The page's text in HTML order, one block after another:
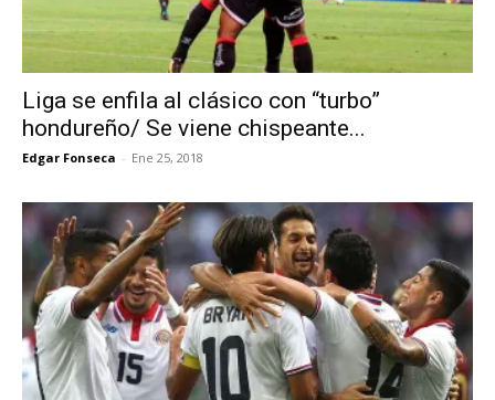
Liga se enfila al clásico con “turbo”
hondureño/ Se viene chispeante...
Edgar Fonseca - Ene 25, 2018